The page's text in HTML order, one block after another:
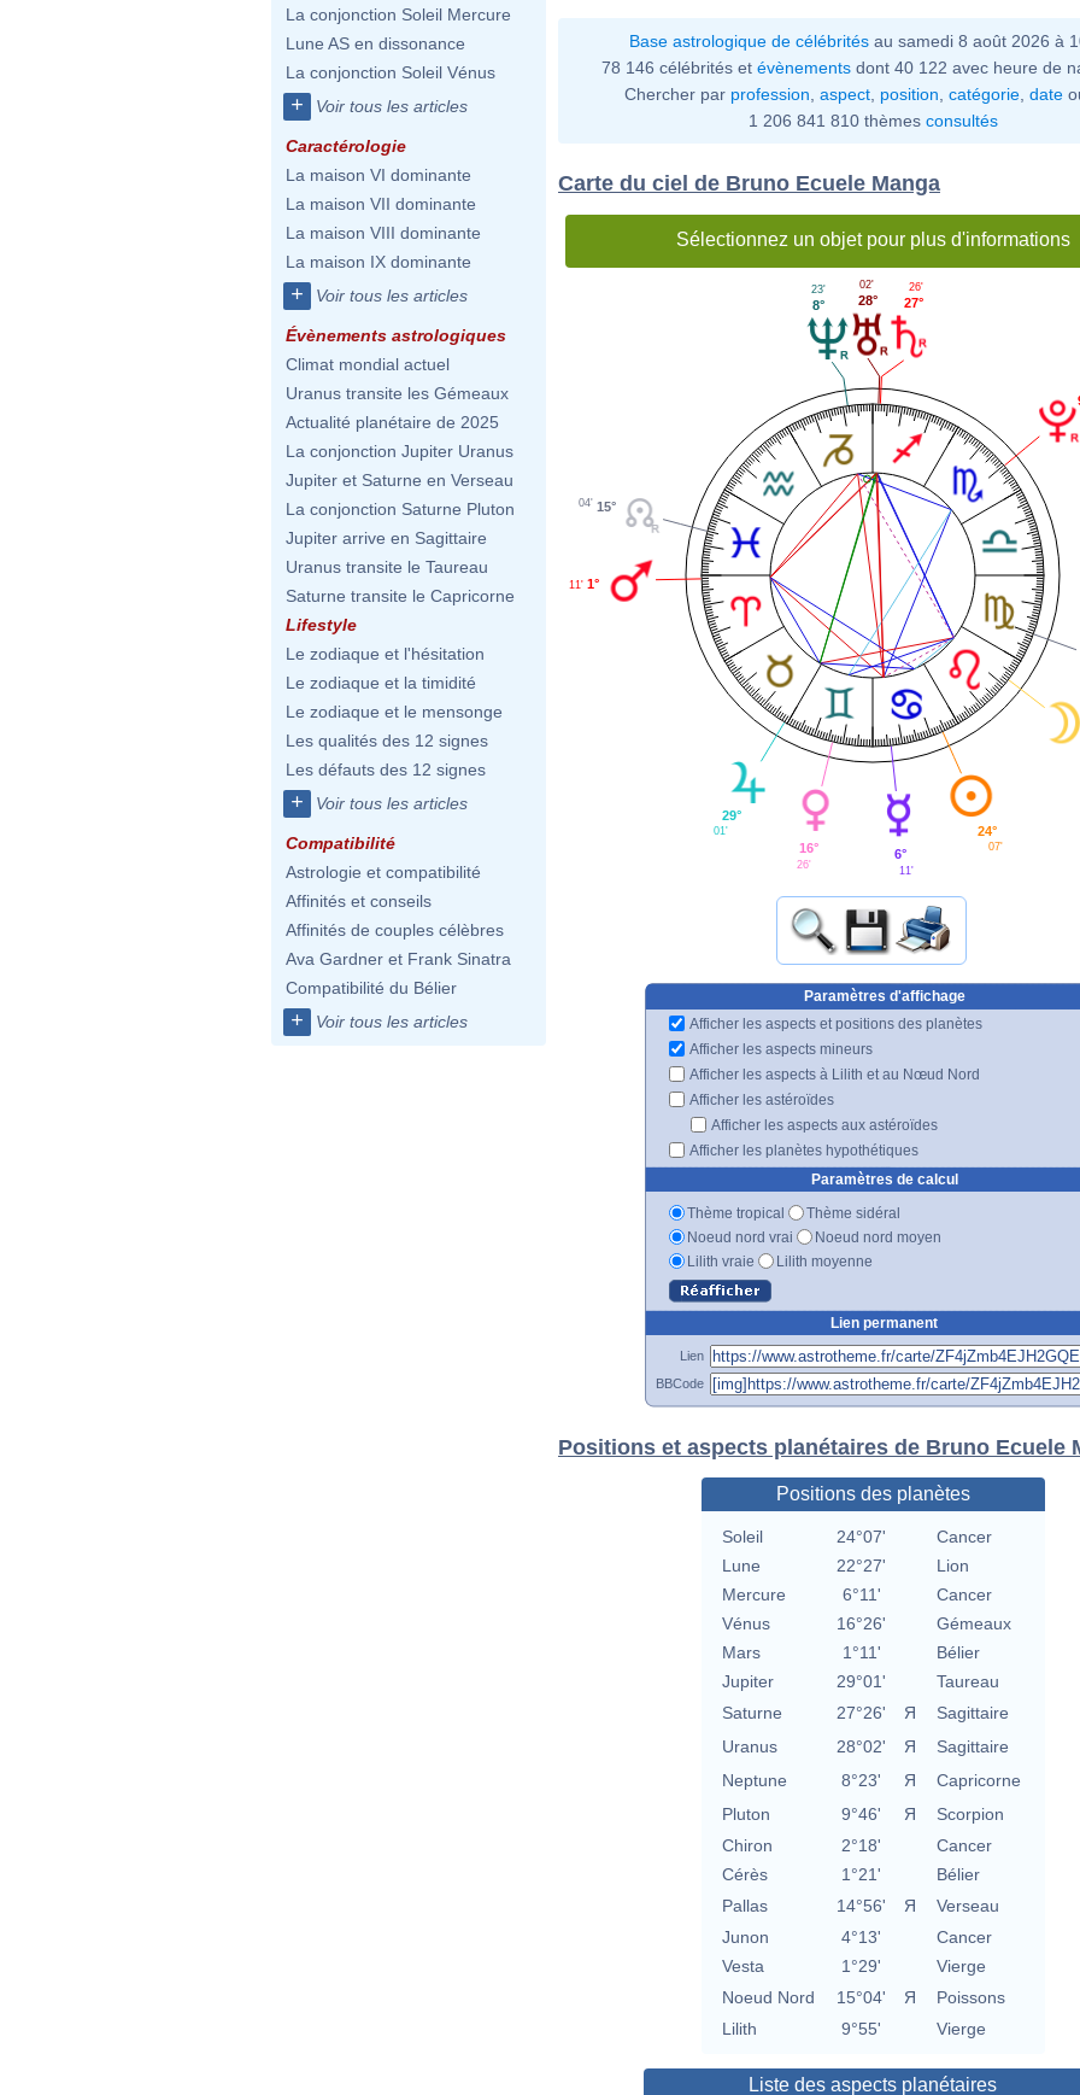
La conjonction Soleil Mercure
Lune AS en dissonance
La conjonction Soleil Vénus
+ Voir tous les articles
Caractérologie
La maison VI dominante
La maison VII dominante
La maison VIII dominante
La maison IX dominante
+ Voir tous les articles
Évènements astrologiques
Climat mondial actuel
Uranus transite les Gémeaux
Actualité planétaire de 2025
La conjonction Jupiter Uranus
Jupiter et Saturne en Verseau
La conjonction Saturne Pluton
Jupiter arrive en Sagittaire
Uranus transite le Taureau
Saturne transite le Capricorne
Lifestyle
Le zodiaque et l'hésitation
Le zodiaque et la timidité
Le zodiaque et le mensonge
Les qualités des 12 signes
Les défauts des 12 signes
+ Voir tous les articles
Compatibilité
Astrologie et compatibilité
Affinités et conseils
Affinités de couples célèbres
Ava Gardner et Frank Sinatra
Compatibilité du Bélier
+ Voir tous les articles
Base astrologique de célébritésau samedi 8 août 2026 à
78 146 célébrités et évènements dont 40 122 avec heure de
Chercher par profession aspect position catégorie date
1 206 841 810 thèmes consultés
Carte du ciel de Bruno Ecuele Manga
Sélectionnez un objet pour plus d'informations
27°
26'
28°
02'
8°
23'
15°
04'
1°
11'
29°
01'
16°
26'
6°
11'
24°
07'
Paramètres d'affichage
Afficher les aspects et positions des planètes
Afficher les aspects mineurs
Afficher les aspects à Lilith et au Nœud Nord
Afficher les astéroïdes
Afficher les aspects aux astéroïdes
Afficher les planètes hypothétiques
Paramètres de calcul
Thème tropical
Thème sidéral
Noeud nord vrai
Noeud nord moyen
Lilith vraie
Lilith moyenne
Lien permanent
Lien
BBCode
Positions et aspects planétaires de Bruno Ecuele
Positions des planètes
Soleil 24°07'
Cancer
Lune
22°27'
Lion
Mercure
6°11'
Cancer
Vénus
16°26'
Gémeaux
Mars
1°11'
Bélier
Jupiter
29°01'
Taureau
Saturne
27°26' Я
Sagittaire
Uranus
28°02' Я
Sagittaire
Neptune
8°23' Я
Capricorne
Pluton
9°46' Я
Scorpion
Chiron
2°18'
Cancer
Cérès
1°21'
Bélier
Pallas
14°56' Я
Verseau
Junon
4°13'
Cancer
Vesta
1°29'
Vierge
Noeud Nord
15°04' Я
Poissons
Lilith
9°55' Vierge
Liste des aspects planétaires